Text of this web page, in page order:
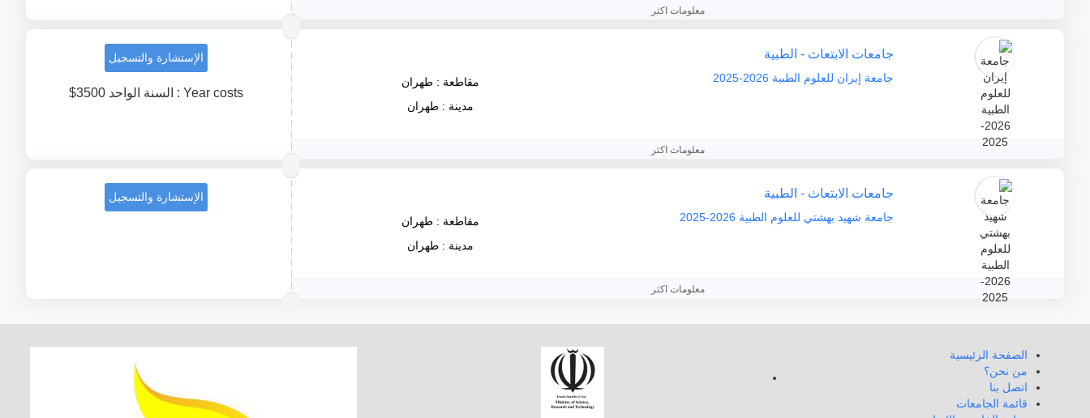
معلومات اكثر
جامعات الابتعاث - الطبية
جامعة إيران للعلوم الطبية 2026-2025
مقاطعة : طهران
مدينة : طهران
معلومات اكثر
الإستشارة والتسجيل
Year costs : السنة الواحد 3500$
جامعات الابتعاث - الطبية
جامعة شهيد بهشتي للعلوم الطبية 2026-2025
مقاطعة : طهران
مدينة : طهران
معلومات اكثر
الإستشارة والتسجيل
الصفحة الرئيسية
من نحن؟
اتصل بنا
قائمة الجامعات